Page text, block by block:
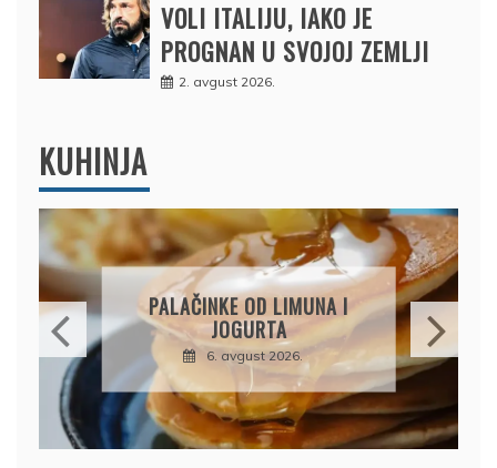
VOLI ITALIJU, IAKO JE
PROGNAN U SVOJOJ ZEMLJI
2. avgust 2026.
KUHINJA
I
BRZI KOLAČ BEZ PEČENJA:
PIŠKOTE, MALINE I
ČOKOLADA U SAVRŠENOJ
KOMBINACIJI
6. avgust 2026.